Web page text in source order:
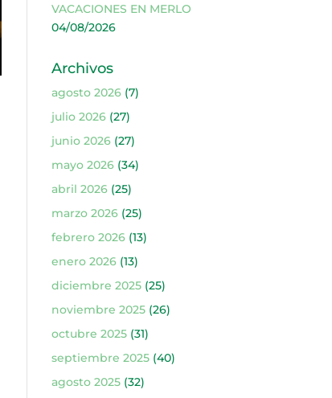
VACACIONES EN MERLO
04/08/2026
Archivos
agosto 2026(7)
julio 2026(27)
junio 2026(27)
mayo 2026(34)
abril 2026(25)
marzo 2026(25)
febrero 2026(13)
enero 2026(13)
diciembre 2025(25)
noviembre 2025(26)
octubre 2025(31)
septiembre 2025(40)
agosto 2025(32)